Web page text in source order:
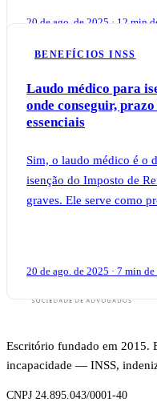
20 de ago. de 2025 · 12 min
BENEFÍCIOS INSS
Laudo médico para
onde conseguir,
essenciais
Sim, o laudo médico é o
isenção do Imposto de
graves. Ele serve como
20 de ago. de 2025 · 7 min
Escritório fundado em 2015.
incapacidade — INSS,
CNPJ 24.895.043/0001-40